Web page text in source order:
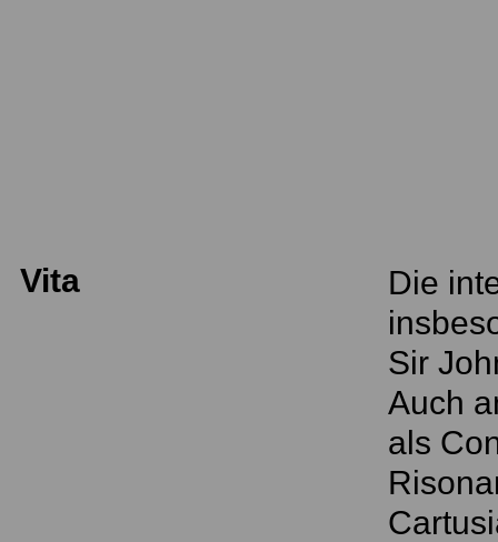
Vita
Die
Sir
Auch
als